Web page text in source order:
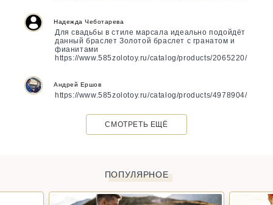
Надежда Чеботарева
Для свадьбы в стиле марсала идеально подойдёт
данный браслет Золотой браслет с гранатом и
фианитами
https://www.585zolotoy.ru/catalog/products/2065220/
Андрей Ершов
https://www.585zolotoy.ru/catalog/products/4978904/
СМОТРЕТЬ ЕЩЁ
ПОПУЛЯРНОЕ